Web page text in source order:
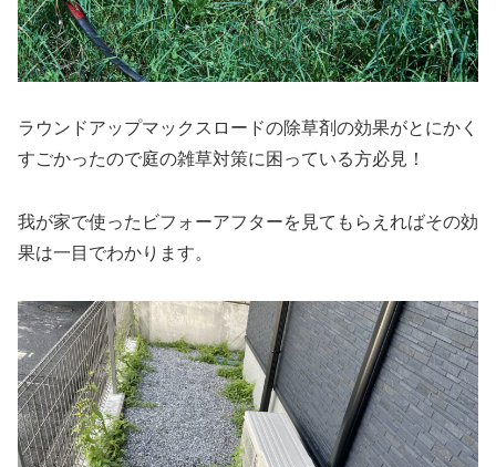
ラウンドアップマックスロードの除草剤の効果がとにかく
すごかったので庭の雑草対策に困っている方必見！
我が家で使ったビフォーアフターを見てもらえればその効
果は一目でわかります。